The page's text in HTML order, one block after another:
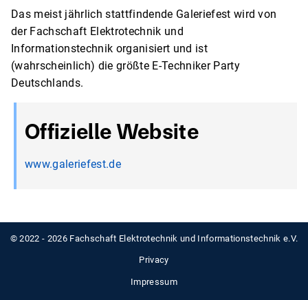
Das meist jährlich stattfindende Galeriefest wird von
der Fachschaft Elektrotechnik und
Informationstechnik organisiert und ist
(wahrscheinlich) die größte E-Techniker Party
Deutschlands.
Offizielle Website
www.galeriefest.de
© 2022 - 2026 Fachschaft Elektrotechnik und Informationstechnik e.V.
Privacy
Impressum